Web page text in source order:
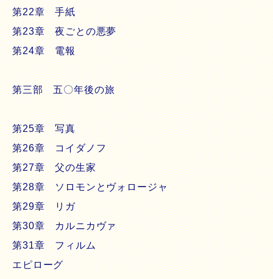
第22章 手紙
第23章 夜ごとの悪夢
第24章 電報
第三部 五〇年後の旅
第25章 写真
第26章 コイダノフ
第27章 父の生家
第28章 ソロモンとヴォロージャ
第29章 リガ
第30章 カルニカヴァ
第31章 フィルム
エピローグ